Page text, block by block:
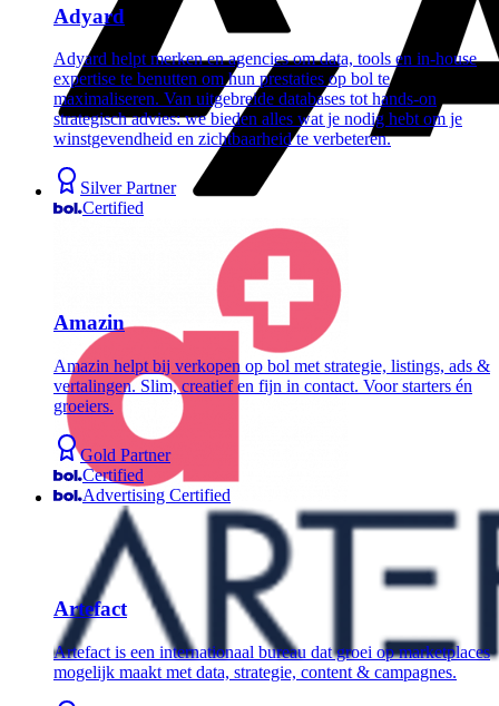
Adyard
Adyard helpt merken en agencies om data, tools en in-house
expertise te benutten om hun prestaties op bol te
maximaliseren. Van uitgebreide databases tot hands-on
strategisch advies: we bieden alles wat je nodig hebt om je
winstgevendheid en zichtbaarheid te verbeteren.
Silver Partner
Certified
Amazin
Amazin helpt bij verkopen op bol met strategie, listings, ads &
vertalingen. Slim, creatief en fijn in contact. Voor starters én
groeiers.
Gold Partner
Certified
Advertising Certified
Artefact
Artefact is een internationaal bureau dat groei op marketplaces
mogelijk maakt met data, strategie, content & campagnes.